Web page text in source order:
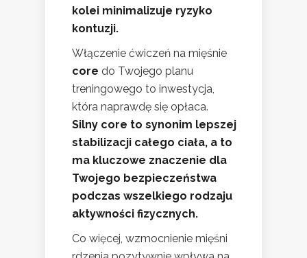
kolei minimalizuje ryzyko
kontuzji.
Włączenie ćwiczeń na mięśnie
core do Twojego planu
treningowego to inwestycja,
która naprawdę się opłaca.
Silny core to synonim lepszej
stabilizacji całego ciała, a to
ma kluczowe znaczenie dla
Twojego bezpieczeństwa
podczas wszelkiego rodzaju
aktywności fizycznych.
Co więcej, wzmocnienie mięśni